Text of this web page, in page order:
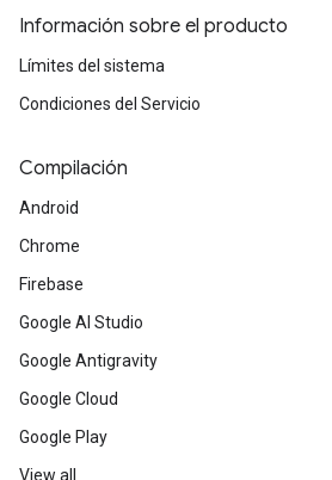
Información sobre el producto
Límites del sistema
Condiciones del Servicio
Compilación
Android
Chrome
Firebase
Google AI Studio
Google Antigravity
Google Cloud
Google Play
View all